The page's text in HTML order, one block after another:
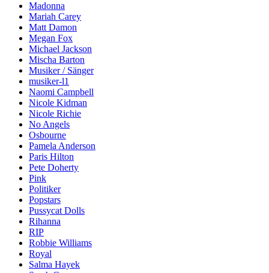
Madonna
Mariah Carey
Matt Damon
Megan Fox
Michael Jackson
Mischa Barton
Musiker / Sänger
musiker-l1
Naomi Campbell
Nicole Kidman
Nicole Richie
No Angels
Osbourne
Pamela Anderson
Paris Hilton
Pete Doherty
Pink
Politiker
Popstars
Pussycat Dolls
Rihanna
RIP
Robbie Williams
Royal
Salma Hayek